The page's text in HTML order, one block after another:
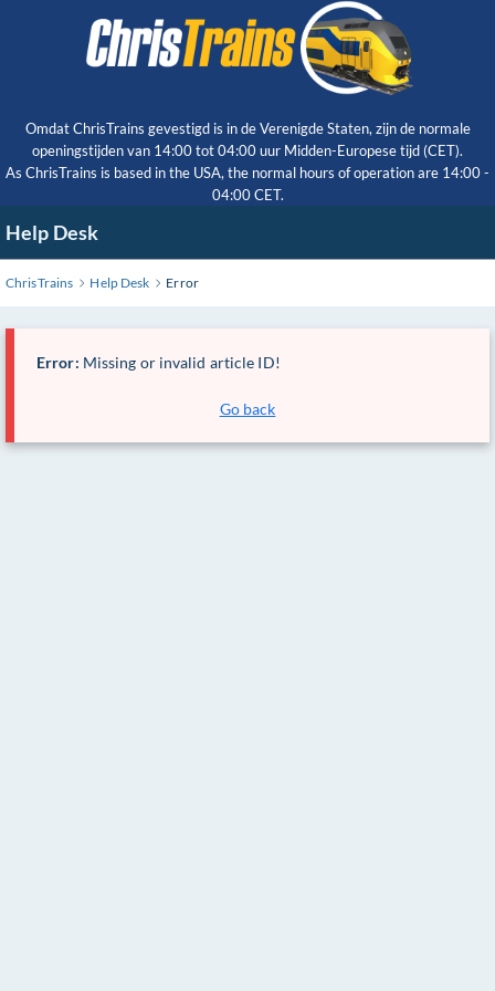
Omdat ChrisTrains gevestigd is in de Verenigde Staten, zijn de normale
openingstijden van 14:00 tot 04:00 uur Midden-Europese tijd (CET).
As ChrisTrains is based in the USA, the normal hours of operation are 14:00 -
04:00 CET.
Help Desk
ChrisTrains Help Desk Error
Error: Missing or invalid article ID!
Go back